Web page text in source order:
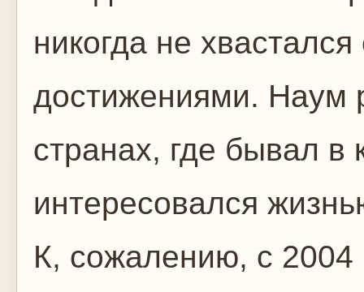
никогда не
достижениями. Наум
странах, где бывал в
интересовался
К, сожалению, с 2004